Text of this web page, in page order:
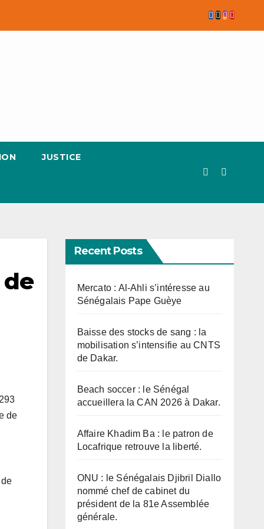
JUSTICE
de
de
Recent Posts
Mercato : Al-Ahli s’intéresse au
Sénégalais Pape Guèye
Baisse des stocks de sang : la
mobilisation s’intensifie au CNTS
de Dakar.
Beach soccer : le Sénégal
accueillera la CAN 2026 à Dakar.
Affaire Khadim Ba : le patron de
Locafrique retrouve la liberté.
ONU : le Sénégalais Djibril Diallo
nommé chef de cabinet du
président de la 81e Assemblée
générale.